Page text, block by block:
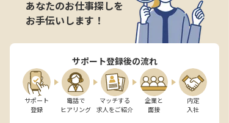
あなたのお仕事探しを
お手伝いします！
サポート登録後の流れ
サポート
登録
電話で
ヒアリング
マッチする
求人をご紹介
企業と
面接
内定
入社